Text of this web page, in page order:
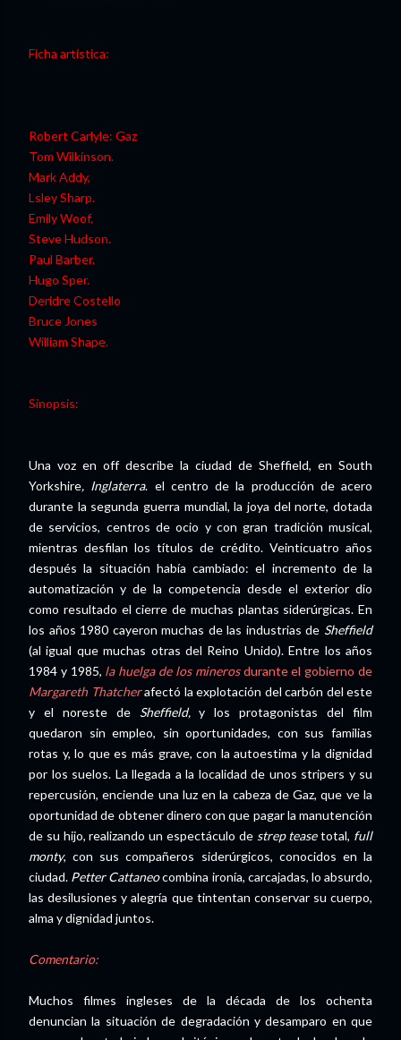
Ficha artística:
Robert Carlyle: Gaz
Tom Wilkinson.
Mark Addy,
Lsley Sharp.
Emily Woof.
Steve Hudson.
Paul Barber.
Hugo Sper.
Deridre Costello
Bruce Jones
William Shape.
Sinopsis:
Una voz en off describe la ciudad de Sheffield, en South
Yorkshire, Inglaterra. el centro de la producción de acero
durante la segunda guerra mundial, la joya del norte, dotada
de servicios, centros de ocio y con gran tradición musical,
mientras desfilan los títulos de crédito. Veinticuatro años
después la situación había cambiado: el incremento de la
automatización y de la competencia desde el exterior dio
como resultado el cierre de muchas plantas siderúrgicas. En
los años 1980 cayeron muchas de las industrias de Sheffield
(al igual que muchas otras del Reino Unido). Entre los años
1984 y 1985, la huelga de los minerosdurante el gobierno de
Margareth Thatcherafectó la explotación del carbón del este
y el noreste de Sheffield,y los protagonistas del film
quedaron sin empleo, sin oportunidades, con sus familias
rotas y, lo que es más grave, con la autoestima y la dignidad
por los suelos. La llegada a la localidad de unos stripers y su
repercusión, enciende una luz en la cabeza de Gaz, que ve la
oportunidad de obtener dinero con que pagar la manutención
de su hijo, realizando un espectáculo de strep teasetotal, full
monty, con sus compañeros siderúrgicos, conocidos en la
ciudad. Petter Cattaneocombina ironía, carcajadas, lo absurdo,
las desilusiones y alegría que tintentan conservar su cuerpo,
alma y dignidad juntos.
Comentario:
Muchos filmes ingleses de la década de los ochenta
denuncian la situación de degradación y desamparo en que